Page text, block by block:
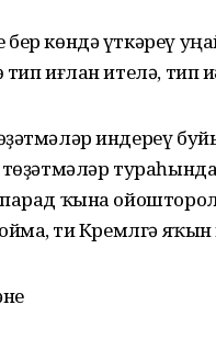
көндә үткәреү
иғлан ителә, тип
индереү
ҡына
ти Кремлгә яҡын